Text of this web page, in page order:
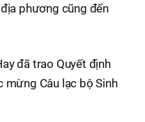
phương cũng đến
đã trao Quyết định
mừng Câu lạc bộ Sinh